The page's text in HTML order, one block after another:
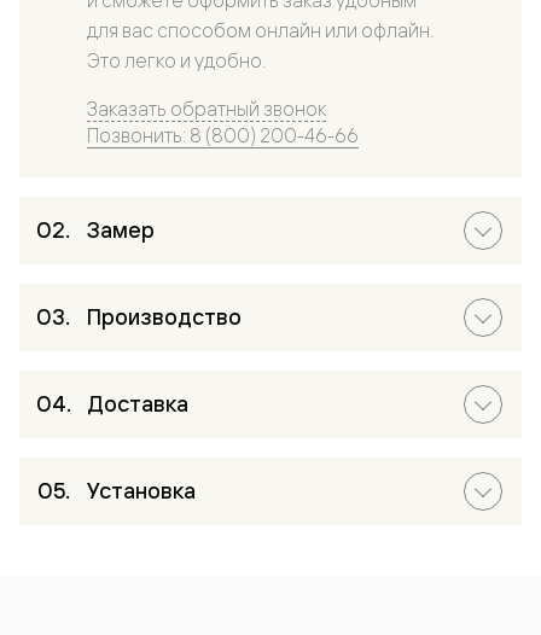
для вас способом онлайн или офлайн.
Это легко и удобно.
Заказать обратный звонок
Позвонить: 8 (800) 200-46-66
Замер
Производство
Доставка
Установка